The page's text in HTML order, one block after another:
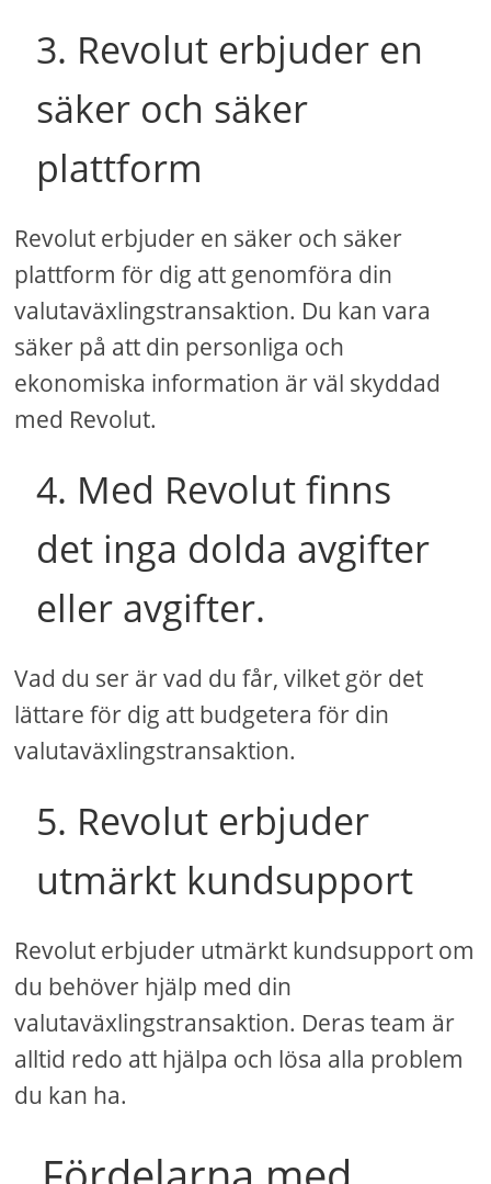
3. Revolut erbjuder en
säker och säker
plattform
Revolut erbjuder en säker och säker
plattform för dig att genomföra din
valutaväxlingstransaktion. Du kan vara
säker på att din personliga och
ekonomiska information är väl skyddad
med Revolut.
4. Med Revolut finns
det inga dolda avgifter
eller avgifter.
Vad du ser är vad du får, vilket gör det
lättare för dig att budgetera för din
valutaväxlingstransaktion.
5. Revolut erbjuder
utmärkt kundsupport
Revolut erbjuder utmärkt kundsupport om
du behöver hjälp med din
valutaväxlingstransaktion. Deras team är
alltid redo att hjälpa och lösa alla problem
du kan ha.